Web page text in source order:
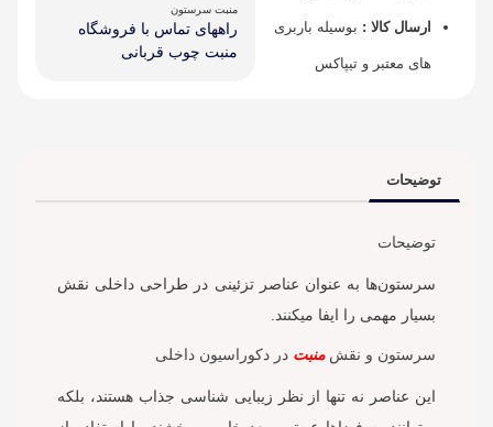
ارسال کالا : بوسیله باربری
های معتبر و تیپاکس
منبت سرستون
راههای تماس با فروشگاه
منبت چوب قربانی
توضیحات
توضیحات
سرستون‌ها به عنوان عناصر تزئینی در طراحی داخلی نقش
بسیار مهمی را ایفا میکنند.
سرستون و نقشمنبت در دکوراسیون داخلی
این عناصر نه تنها از نظر زیبایی شناسی جذاب هستند، بلکه